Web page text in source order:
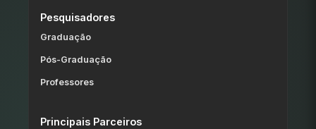
Pesquisadores
Graduação
Pós-Graduação
Professores
Principais Parceiros